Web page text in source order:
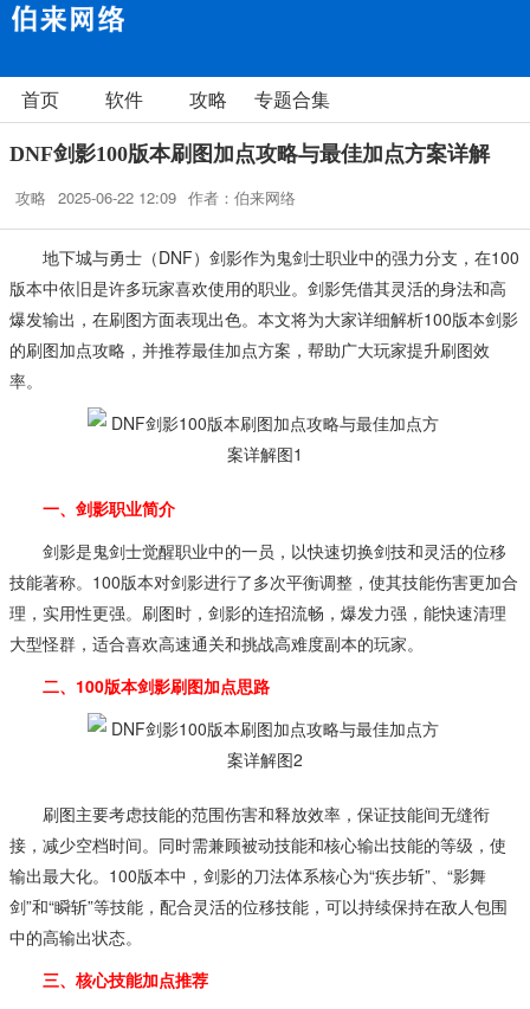
首页 软件 攻略 专题合集
DNF剑影100版本刷图加点攻略与最佳加点方案详解
攻略 2025-06-22 12:09 作者：伯来网络
地下城与勇士（DNF）剑影作为鬼剑士职业中的强力分支，在100
版本中依旧是许多玩家喜欢使用的职业。剑影凭借其灵活的身法和高
爆发输出，在刷图方面表现出色。本文将为大家详细解析100版本剑影
的刷图加点攻略，并推荐最佳加点方案，帮助广大玩家提升刷图效
率。
一、剑影职业简介
剑影是鬼剑士觉醒职业中的一员，以快速切换剑技和灵活的位移
技能著称。100版本对剑影进行了多次平衡调整，使其技能伤害更加合
理，实用性更强。刷图时，剑影的连招流畅，爆发力强，能快速清理
大型怪群，适合喜欢高速通关和挑战高难度副本的玩家。
二、100版本剑影刷图加点思路
刷图主要考虑技能的范围伤害和释放效率，保证技能间无缝衔
接，减少空档时间。同时需兼顾被动技能和核心输出技能的等级，使
输出最大化。100版本中，剑影的刀法体系核心为“疾步斩”、“影舞
剑”和“瞬斩”等技能，配合灵活的位移技能，可以持续保持在敌人包围
中的高输出状态。
三、核心技能加点推荐